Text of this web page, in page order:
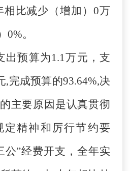
相比减少（增加）0万
0%。
出预算为1.1万元，支
,完成预算的93.64%,决
主要原因是认真贯彻
定精神和厉行节约要
公”经费开支，全年实